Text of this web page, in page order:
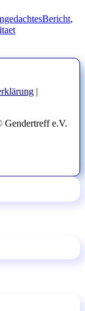
Bericht,
|
Gendertreff e.V.